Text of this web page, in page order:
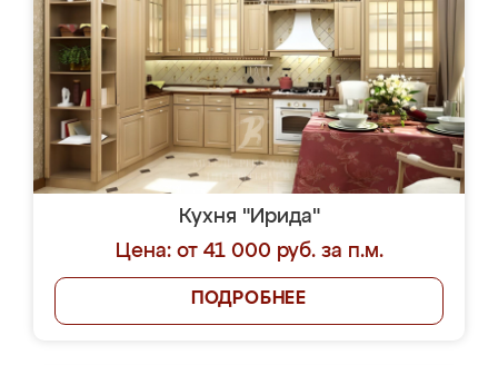
Кухня "Ирида"
Цена: от 41 000 руб. за п.м.
ПОДРОБНЕЕ